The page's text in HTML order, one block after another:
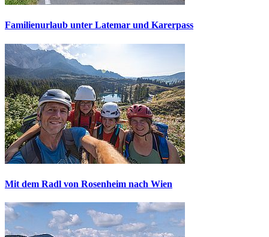
Familienurlaub unter Latemar und Karerpass
Mit dem Radl von Rosenheim nach Wien